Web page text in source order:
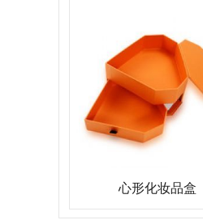
心形化妆品盒